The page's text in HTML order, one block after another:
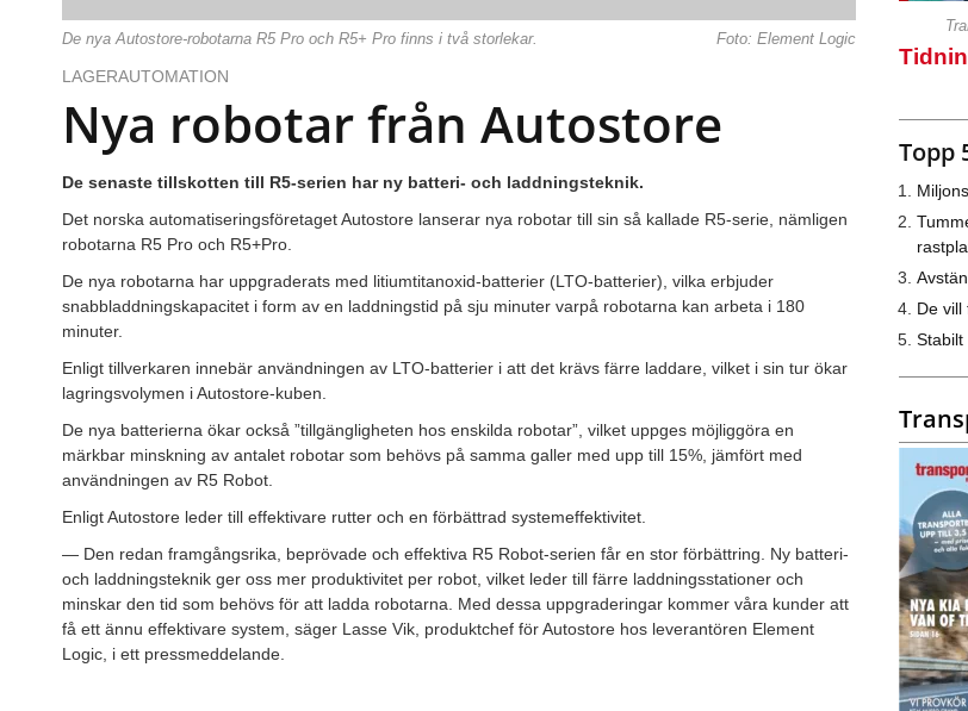
De nya Autostore-robotarna R5 Pro och R5+ Pro finns i två storlekar. Foto: Element Logic
LAGERAUTOMATION
Nya robotar från Autostore
De senaste tillskotten till R5-serien har ny batteri- och laddningsteknik.
Det norska automatiseringsföretaget Autostore lanserar nya robotar till sin så kallade R5-serie, nämligen
robotarna R5 Pro och R5+Pro.
De nya robotarna har uppgraderats med litiumtitanoxid-batterier (LTO-batterier), vilka erbjuder
snabbladdningskapacitet i form av en laddningstid på sju minuter varpå robotarna kan arbeta i 180
minuter.
Enligt tillverkaren innebär användningen av LTO-batterier i att det krävs färre laddare, vilket i sin tur ökar
lagringsvolymen i Autostore-kuben.
De nya batterierna ökar också ”tillgängligheten hos enskilda robotar”, vilket uppges möjliggöra en
märkbar minskning av antalet robotar som behövs på samma galler med upp till 15%, jämfört med
användningen av R5 Robot.
Enligt Autostore leder till effektivare rutter och en förbättrad systemeffektivitet.
— Den redan framgångsrika, beprövade och effektiva R5 Robot-serien får en stor förbättring. Ny batteri-
och laddningsteknik ger oss mer produktivitet per robot, vilket leder till färre laddningsstationer och
minskar den tid som behövs för att ladda robotarna. Med dessa uppgraderingar kommer våra kunder att
få ett ännu effektivare system, säger Lasse Vik, produktchef för Autostore hos leverantören Element
Logic, i ett pressmeddelande.
Topp
De vill
Stabilt